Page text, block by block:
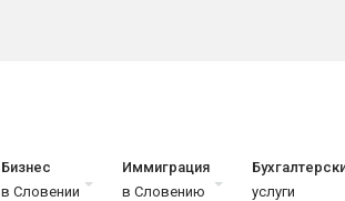
Бизнес
в Словении
Иммиграция
в Словению
услуги